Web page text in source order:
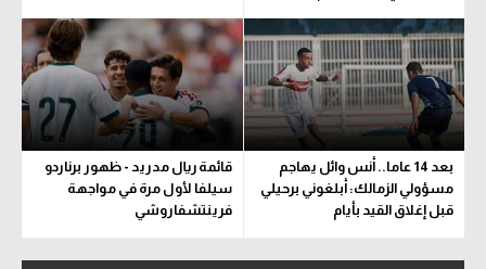
بعد 14 عاما.. أنس وائل يهاجم
مسؤولي الزمالك: أبلغوني برحيلي
قبل إغلاق القيد بأيام
قائمة ريال مدريد - ظهور برناردو
سيلفا لأول مرة في مواجهة
فرينتشفاروشي